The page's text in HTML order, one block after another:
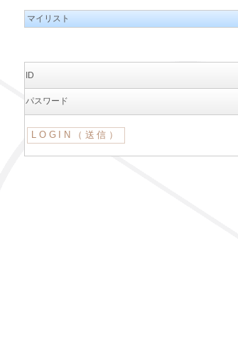
マイリスト
ID
パスワード